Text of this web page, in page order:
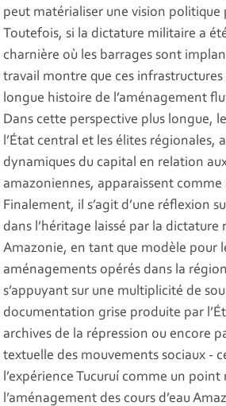
peut matérialiser une vision politique
Toutefois, si la dictature militaire a
charnière où les barrages sont
travail montre que ces infrastructures
longue histoire de l’aménagement
Dans cette perspective plus longue,
l’État central et les élites régionales,
dynamiques du capital en relation
amazoniennes, apparaissent comme
Finalement, il s’agit d’une réflexion
dans l’héritage laissé par la dictature
Amazonie, en tant que modèle pour
aménagements opérés dans la
s’appuyant sur une multiplicité de
documentation grise produite par
archives de la répression ou encore
textuelle des mouvements sociaux -
l’expérience Tucuruí comme un point
l’aménagement des cours d’eau